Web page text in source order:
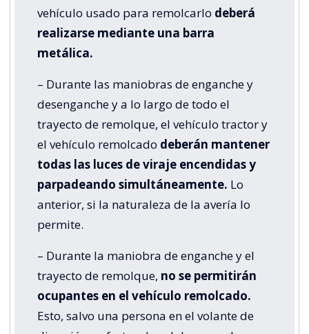
vehículo usado para remolcarlo deberá
realizarse mediante una barra
metálica.
– Durante las maniobras de enganche y
desenganche y a lo largo de todo el
trayecto de remolque, el vehículo tractor y
el vehículo remolcado deberán mantener
todas las luces de viraje encendidas y
parpadeando simultáneamente. Lo
anterior, si la naturaleza de la avería lo
permite.
– Durante la maniobra de enganche y el
trayecto de remolque, no se permitirán
ocupantes en el vehículo remolcado.
Esto, salvo una persona en el volante de